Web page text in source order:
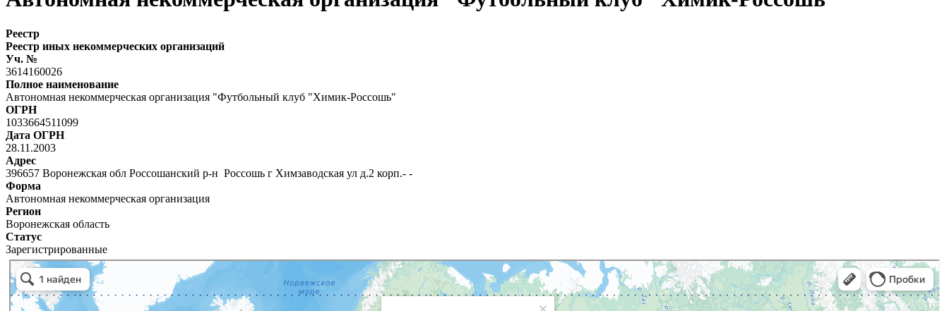
Реестр
Реестр иных некоммерческих организаций
Уч. №
3614160026
Полное наименование
Автономная некоммерческая организация "Футбольный клуб "Химик-Россошь"
ОГРН
1033664511099
Дата ОГРН
28.11.2003
Адрес
396657 Воронежская обл Россошанский р-н Россошь г Химзаводская ул д.2 корп.- -
Форма
Автономная некоммерческая организация
Регион
Воронежская область
Статус
Зарегистрированные